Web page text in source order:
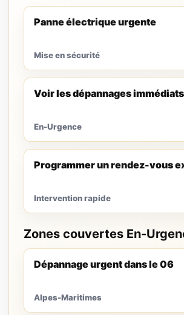
Panne électrique urgente
Mise en sécurité
Voir les dépannages immédiats
En-Urgence
Programmer un rendez-vous
Intervention rapide
Zones couvertes En-
Dépannage urgent dans le 06
Alpes-Maritimes